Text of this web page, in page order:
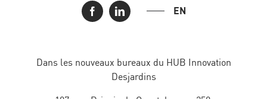
EN
Dans les nouveaux bureaux du HUB Innovation
Desjardins